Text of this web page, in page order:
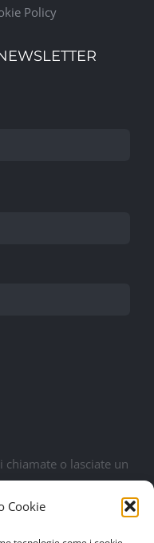
Cookie
Policy
o lasciate un